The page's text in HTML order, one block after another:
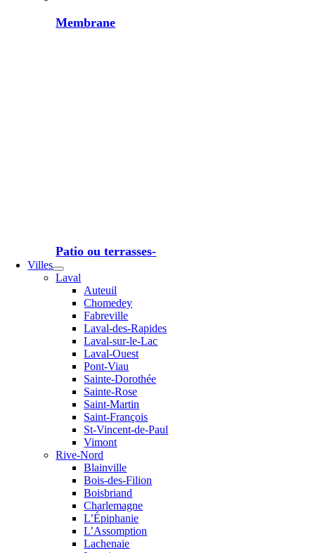
Membrane
Patio ou terrasses-
Villes
Laval
Auteuil
Chomedey
Fabreville
Laval-des-Rapides
Laval-sur-le-Lac
Laval-Ouest
Pont-Viau
Sainte-Dorothée
Sainte-Rose
Saint-Martin
Saint-François
St-Vincent-de-Paul
Vimont
Rive-Nord
Blainville
Bois-des-Filion
Boisbriand
Charlemagne
L’Épiphanie
L’Assomption
Lachenaie